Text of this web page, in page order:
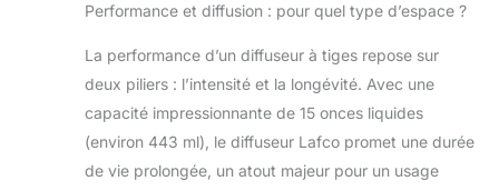
Performance et diffusion : pour quel type d’espace ?
La performance d’un diffuseur à tiges repose sur
deux piliers : l’intensité et la longévité. Avec une
capacité impressionnante de 15 onces liquides
(environ 443 ml), le diffuseur Lafco promet une durée
de vie prolongée, un atout majeur pour un usage